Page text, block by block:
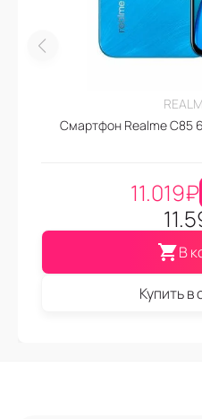
Смартфон Realme C85
11.019₽
В
Купить в